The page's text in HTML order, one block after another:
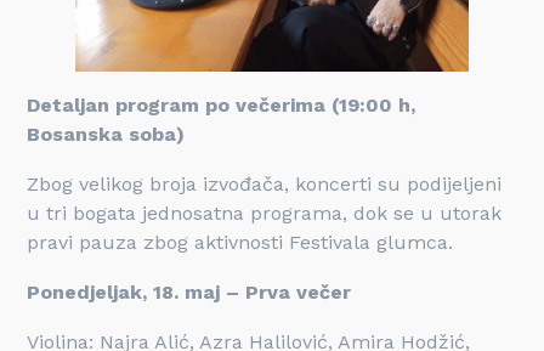
Detaljan program po večerima (19:00 h,
Bosanska soba)
Zbog velikog broja izvođača, koncerti su podijeljeni
u tri bogata jednosatna programa, dok se u utorak
pravi pauza zbog aktivnosti Festivala glumca.
Ponedjeljak, 18. maj – Prva večer
Violina: Najra Alić, Azra Halilović, Amira Hodžić,